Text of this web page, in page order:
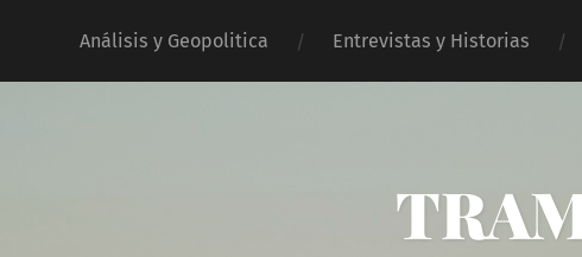
Análisis y Geopolitica Entrevistas y Historias